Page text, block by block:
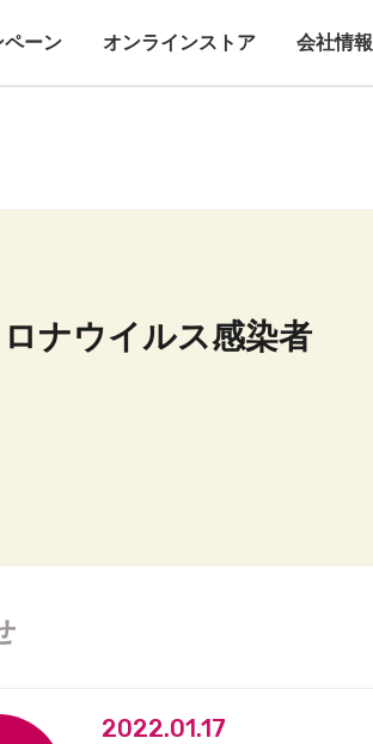
ペーン オンラインストア 会社情報
ナウイルス感染者
2022.01.17